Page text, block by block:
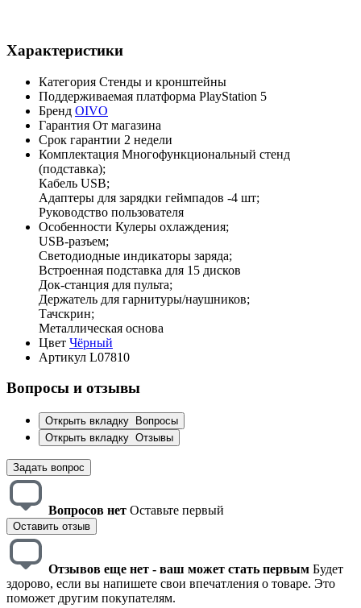
Характеристики
Категория Стенды и кронштейны
Поддерживаемая платформа PlayStation 5
Бренд OIVO
Гарантия От магазина
Срок гарантии 2 недели
Комплектация Многофункциональный стенд
(подставка);
Кабель USB;
Адаптеры для зарядки геймпадов -4 шт;
Руководство пользователя
Особенности Кулеры охлаждения;
USB-разъем;
Светодиодные индикаторы заряда;
Встроенная подставка для 15 дисков
Док-станция для пульта;
Держатель для гарнитуры/наушников;
Тачскрин;
Металлическая основа
Цвет Чёрный
Артикул L07810
Вопросы и отзывы
Открыть вкладку
Вопросы
Открыть вкладку Отзывы
Задать вопрос
Вопросов нет Оставьте первый
Оставить отзыв
Отзывов еще нет - ваш может стать первым Будет
здорово, если вы напишете свои впечатления о товаре. Это
поможет другим покупателям.